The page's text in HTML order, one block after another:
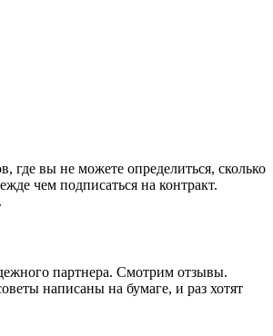
где вы не можете определиться, сколько
чем подписаться на контракт.
партнера. Смотрим отзывы.
написаны на бумаге, и раз хотят